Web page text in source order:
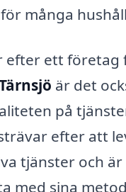
många
efter ett företag
är det
på
efter att
tjänster och är
med sina